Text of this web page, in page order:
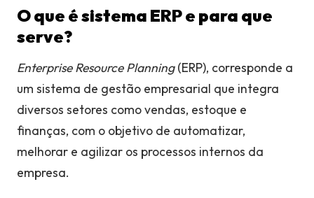
O que é sistema ERP e para que
serve?
Enterprise Resource Planning(ERP), corresponde a
um sistema de gestão empresarial que integra
diversos setores como vendas, estoque e
finanças, com o objetivo de automatizar,
melhorar e agilizar os processos internos da
empresa.